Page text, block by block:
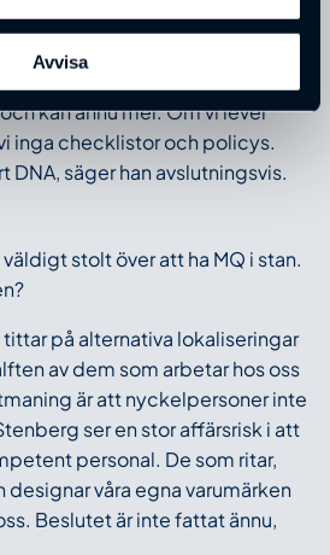
Avvisa
mycket checklistor och policys.
vi implementerat i hela vår
kan ännu mer. Om vi lever
inga checklistor och policys.
DNA, säger han avslutningsvis.
stolt över att ha MQ i stan.
på alternativa lokaliseringar
av dem som arbetar hos oss
är att nyckelpersoner inte
ser en stor affärsrisk i att
personal. De som ritar,
våra egna varumärken
Beslutet är inte fattat ännu,